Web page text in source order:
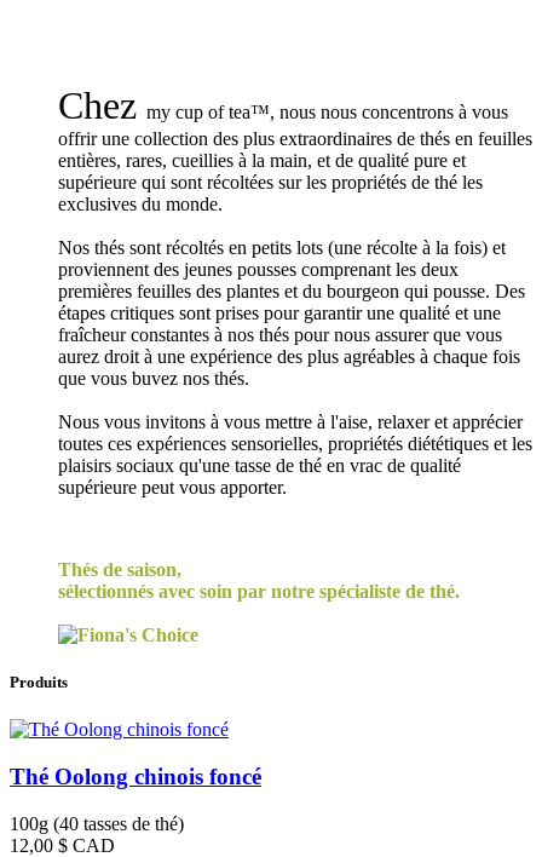
Chez my cup of tea™, nous nous concentrons à vous
offrir une collection des plus extraordinaires de thés en feuilles
entières, rares, cueillies à la main, et de qualité pure et
supérieure qui sont récoltées sur les propriétés de thé les
exclusives du monde.
Nos thés sont récoltés en petits lots (une récolte à la fois) et
proviennent des jeunes pousses comprenant les deux
premières feuilles des plantes et du bourgeon qui pousse. Des
étapes critiques sont prises pour garantir une qualité et une
fraîcheur constantes à nos thés pour nous assurer que vous
aurez droit à une expérience des plus agréables à chaque fois
que vous buvez nos thés.
Nous vous invitons à vous mettre à l'aise, relaxer et apprécier
toutes ces expériences sensorielles, propriétés diététiques et les
plaisirs sociaux qu'une tasse de thé en vrac de qualité
supérieure peut vous apporter.
Thés de saison,
sélectionnés avec soin par notre spécialiste de thé.
Produits
Thé Oolong chinois foncé
100g (40 tasses de thé)
12,00 $ CAD